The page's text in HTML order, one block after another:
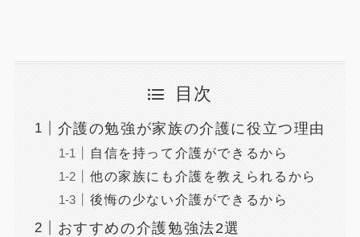
目次
介護の勉強が家族の介護に役立つ理由
自信を持って介護ができるから
他の家族にも介護を教えられるから
後悔の少ない介護ができるから
おすすめの介護勉強法2選